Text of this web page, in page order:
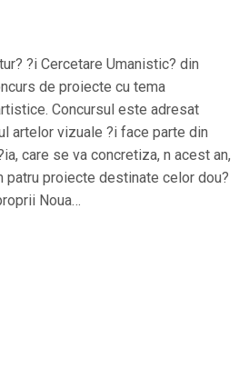
?i Cercetare Umanistic? din
de proiecte cu tema
Concursul este adresat
artelor vizuale ?i face parte din
care se va concretiza, n acest an,
patru proiecte destinate celor dou?
Noua…